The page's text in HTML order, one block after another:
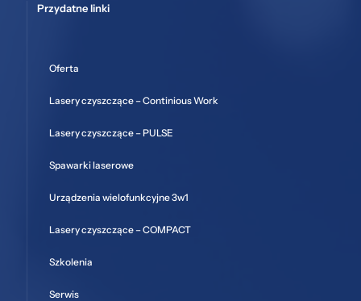
Przydatne linki
Oferta
Lasery czyszczące – Continious Work
Lasery czyszczące – PULSE
Spawarki laserowe
Urządzenia wielofunkcyjne 3w1
Lasery czyszczące – COMPACT
Szkolenia
Serwis